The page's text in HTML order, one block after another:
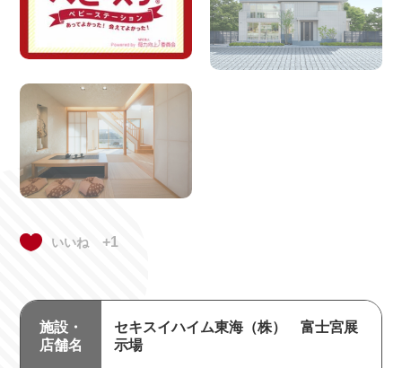
おむつ交換
台
ベビーキー
プ
チェンジン
グボード
ベビーカー
OK
いいね +1
施設・
店舗名
セキスイハイム東海（株） 富士宮展
示場